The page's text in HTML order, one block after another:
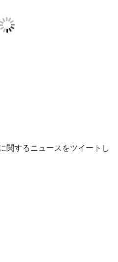
関するニュースをツイートし